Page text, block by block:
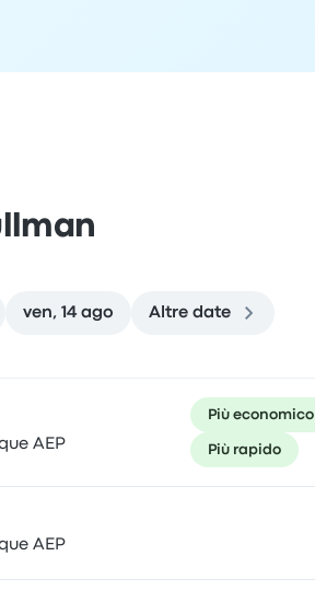
ven, 14 ago Altre date
AEP
Più economico
Più rapido
AEP